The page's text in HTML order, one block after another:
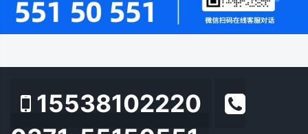
15538102220